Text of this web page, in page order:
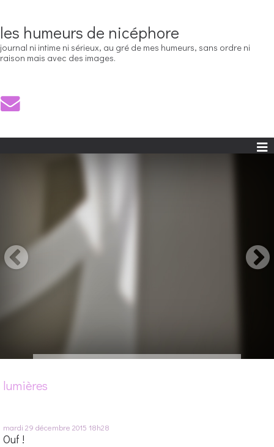
les humeurs de nicéphore
journal ni intime ni sérieux, au gré de mes humeurs, sans ordre ni
raison mais avec des images.
lumières
mardi 29 décembre 2015 18h28
Ouf !